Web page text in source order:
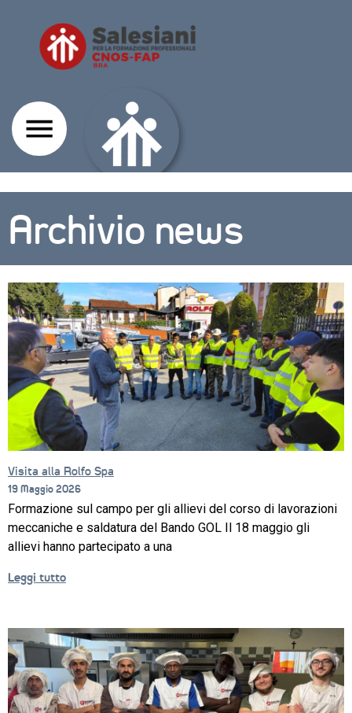
Archivio news
Visita alla Rolfo Spa
19 Maggio 2026
Formazione sul campo per gli allievi del corso di lavorazioni
meccaniche e saldatura del Bando GOL Il 18 maggio gli
allievi hanno partecipato a una
Leggi tutto